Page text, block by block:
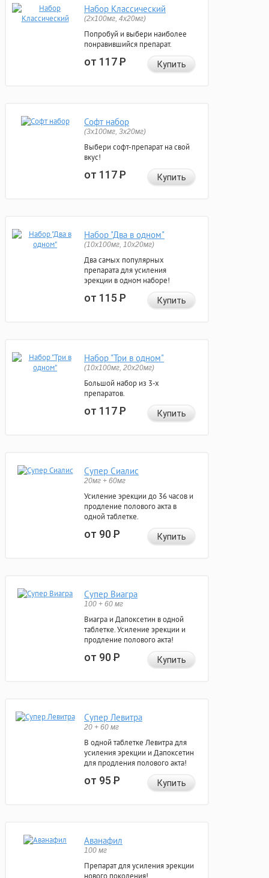
Набор Классический
(2x100мг, 4x20мг)
Попробуй и выбери наиболее
понравившийся препарат.
от 117Р Купить
Софт набор
(3x100мг, 3x20мг)
Выбери софт-препарат на свой
вкус!
от 117Р Купить
Набор "Два в одном"
(10x100мг, 10x20мг)
Два самых популярных
препарата для усиления
эрекции в одном наборе!
от 115Р Купить
Набор "Три в одном"
(10x100мг, 20x20мг)
Большой набор из 3-х
препаратов.
от 117Р Купить
Супер Сиалис
20мг + 60мг
Усиление эрекции до 36 часов и
продление полового акта в
одной таблетке.
от 90Р Купить
Супер Виагра
100 + 60 мг
Виагра и Дапоксетин в одной
таблетке. Усиление эрекции и
продление полового акта!
от 90Р Купить
Супер Левитра
20 + 60 мг
В одной таблетке Левитра для
усиления эрекции и Дапоксетин
для продления полового акта!
от 95Р Купить
Аванафил
100 мг
Препарат для усиления эрекции